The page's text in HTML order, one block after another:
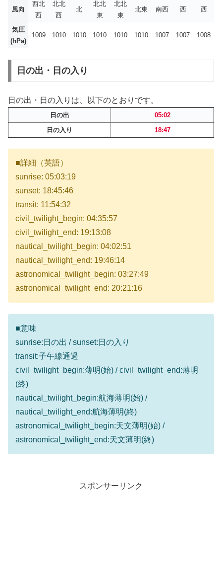
風向
西北
西
北北
西
北
北北
東
北北
東
北東 南西 西 西
気圧
(hPa)
1009 1010 1010 1010 1010 1010 1007 1007 1008
日の出・日の入り
日の出・日の入りは、以下のとおりです。
日の出
05:02
日の入り
18:47
■詳細（英語）
sunrise: 05:03:19
sunset: 18:45:46
transit: 11:54:32
civil_twilight_begin: 04:35:57
civil_twilight_end: 19:13:08
nautical_twilight_begin: 04:02:51
nautical_twilight_end: 19:46:14
astronomical_twilight_begin: 03:27:49
astronomical_twilight_end: 20:21:16
■意味
sunrise:日の出 / sunset:日の入り
transit:子午線通過
civil_twilight_begin:薄明(始) / civil_twilight_end:薄明
(終)
nautical_twilight_begin:航海薄明(始) /
nautical_twilight_end:航海薄明(終)
astronomical_twilight_begin:天文薄明(始) /
astronomical_twilight_end:天文薄明(終)
スポンサーリンク